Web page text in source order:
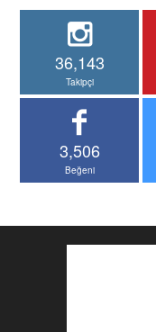
36,143
Takipçi
3,506
Beğeni